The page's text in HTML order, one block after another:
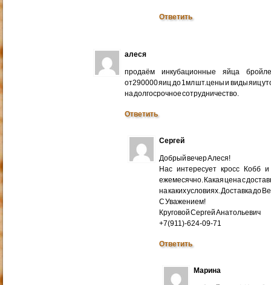
Ответить
алеся
продаём инкубационные яйца
от290000 яиц до 1мл шт.цены и виды яиц
на долгосрочное сотрудничество.
Ответить
Сергей
Добрый вечер Алеся!
Нас интересует кросс Кобб
ежемесячно. Какая цена с
на каких условиях. Доставка до
С Уважением!
Круговой Сергей Анатольевич
+7(911)-624-09-71
Ответить
Марина